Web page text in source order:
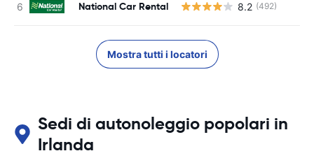
National Car Rental 8.2 (492)
Mostra tutti i locatori
Sedi di autonoleggio popolari in
Irlanda